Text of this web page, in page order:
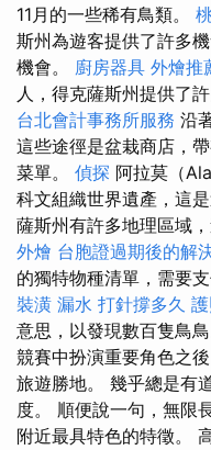
11月的一些稀有鳥類。
斯州為遊客提供了許多
機會。 廚房器具 外燴推
人，得克薩斯州提供了
台北會計事務所服務 沿
這些途徑是盆栽商店，
菜單。 偵探 阿拉莫（
科文組織世界遺產，這
薩斯州有許多地理區域
外燴 台胞證過期後的解
的獨特物種清單，需要
裝潢 漏水 打針撐多久
意思，以發現數百隻鳥鳥
競賽中扮演重要角色之
旅遊勝地。 幾乎總是有
度。 順便說一句，無限
附近最具特色的特徵。